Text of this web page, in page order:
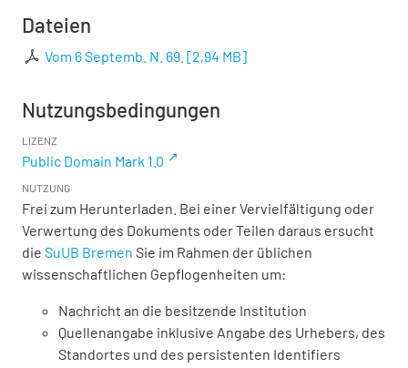
Dateien
Vom 6 Septemb. N. 69. [2,94 MB]
Nutzungsbedingungen
LIZENZ
Public Domain Mark 1.0
NUTZUNG
Frei zum Herunterladen. Bei einer Vervielfältigung oder
Verwertung des Dokuments oder Teilen daraus ersucht
die SuUB Bremen Sie im Rahmen der üblichen
wissenschaftlichen Gepflogenheiten um:
Nachricht an die besitzende Institution
Quellenangabe inklusive Angabe des Urhebers, des
Standortes und des persistenten Identifiers